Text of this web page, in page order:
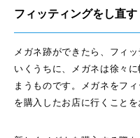
フィッティングをし直す
メガネ跡ができたら、フィ
いくうちに、メガネは徐々
まうものです。メガネをフ
を購入したお店に行くことを